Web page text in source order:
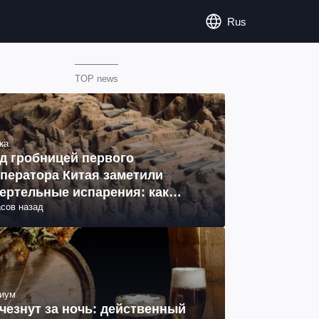
Rus
TOP news
гробницей первого
Китая заметили
испарения: как
(фото)
назад
за ночь: действенный